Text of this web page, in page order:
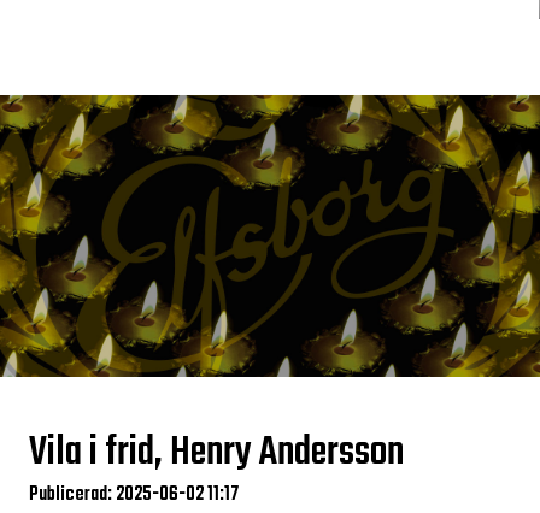
Vila i frid, Henry Andersson
Publicerad: 2025-06-02 11:17